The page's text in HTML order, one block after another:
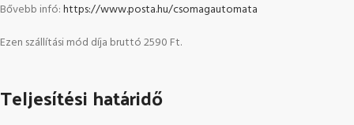
Bővebb infó:https://www.posta.hu/csomagautomata
Ezen szállítási mód díja bruttó 2590 Ft.
Teljesítési határidő